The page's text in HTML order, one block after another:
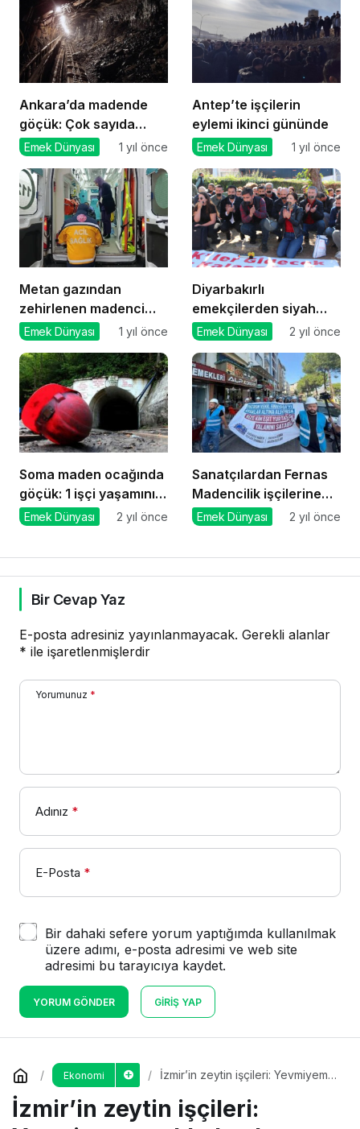
Ankara’da madende
göçük: Çok sayıda
yaralı var
Emek Dünyası 1 yıl önce
Antep’te işçilerin
eylemi ikinci gününde
Emek Dünyası 1 yıl önce
Metan gazından
zehirlenen madenci
öldü
Emek Dünyası 1 yıl önce
Diyarbakırlı
emekçilerden siyah
bantlı protesto
Emek Dünyası 2 yıl önce
Soma maden ocağında
göçük: 1 işçi yaşamını
yitirdi
Emek Dünyası 2 yıl önce
Sanatçılardan Fernas
Madencilik işçilerine
destek
Emek Dünyası 2 yıl önce
Bir Cevap Yaz
E-posta adresiniz yayınlanmayacak. Gerekli alanlar
* ile işaretlenmişlerdir
Yorumunuz *
Adınız *
E-Posta *
Bir dahaki sefere yorum yaptığımda kullanılmak
üzere adımı, e-posta adresimi ve web site
adresimi bu tarayıcıya kaydet.
YORUM GÖNDER GIRIŞ YAP
Ekonomi
İzmir’in zeytin işçileri: Yevmiyem
İzmir’in zeytin işçileri: